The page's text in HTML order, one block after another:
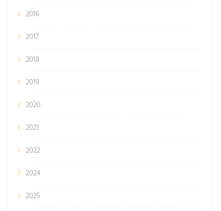
2016
2017
2018
2019
2020
2021
2022
2024
2025